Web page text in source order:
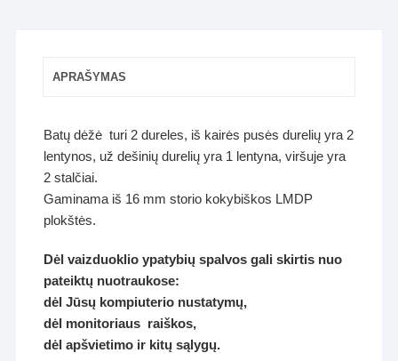
APRAŠYMAS
Batų dėžė turi 2 dureles, iš kairės pusės durelių yra 2
lentynos, už dešinių durelių yra 1 lentyna, viršuje yra
2 stalčiai.
Gaminama iš 16 mm storio kokybiškos LMDP
plokštės.
Dėl vaizduoklio ypatybių spalvos gali skirtis nuo
pateiktų nuotraukose:
dėl Jūsų kompiuterio nustatymų,
dėl monitoriaus raiškos,
dėl apšvietimo ir kitų sąlygų.